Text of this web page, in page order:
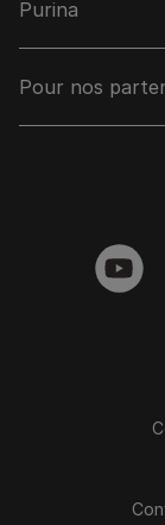
Purina
Pour nos